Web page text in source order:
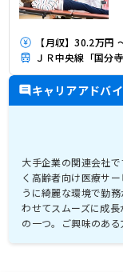
【月収】30.2万円
ＪＲ中央線「国分
キャリアアドバ
大手企業の関連会社
く高齢者向け医療サ
うに綺麗な環境で勤
わせてスムーズに成
の一つ。ご興味のあ